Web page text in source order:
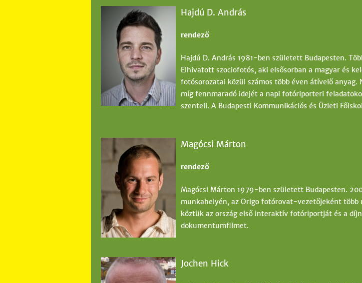
Hajdú D. András
rendező
Hajdú D. András 1981-ben született Budapesten.
Elhivatott szociofotós, aki elsősorban a magyar és
fotósorozatai közül számos több éven átívelő
míg fennmaradó idejét a napi fotóriporteri
szenteli. A Budapesti Kommunikációs és Üzleti
Magócsi Márton
rendező
Magócsi Márton 1979-ben született Budapesten.
munkahelyén, az Origo fotórovat-vezetőjeként
köztük az ország első interaktív fotóriportját és a
dokumentumfilmet.
Jochen Hick